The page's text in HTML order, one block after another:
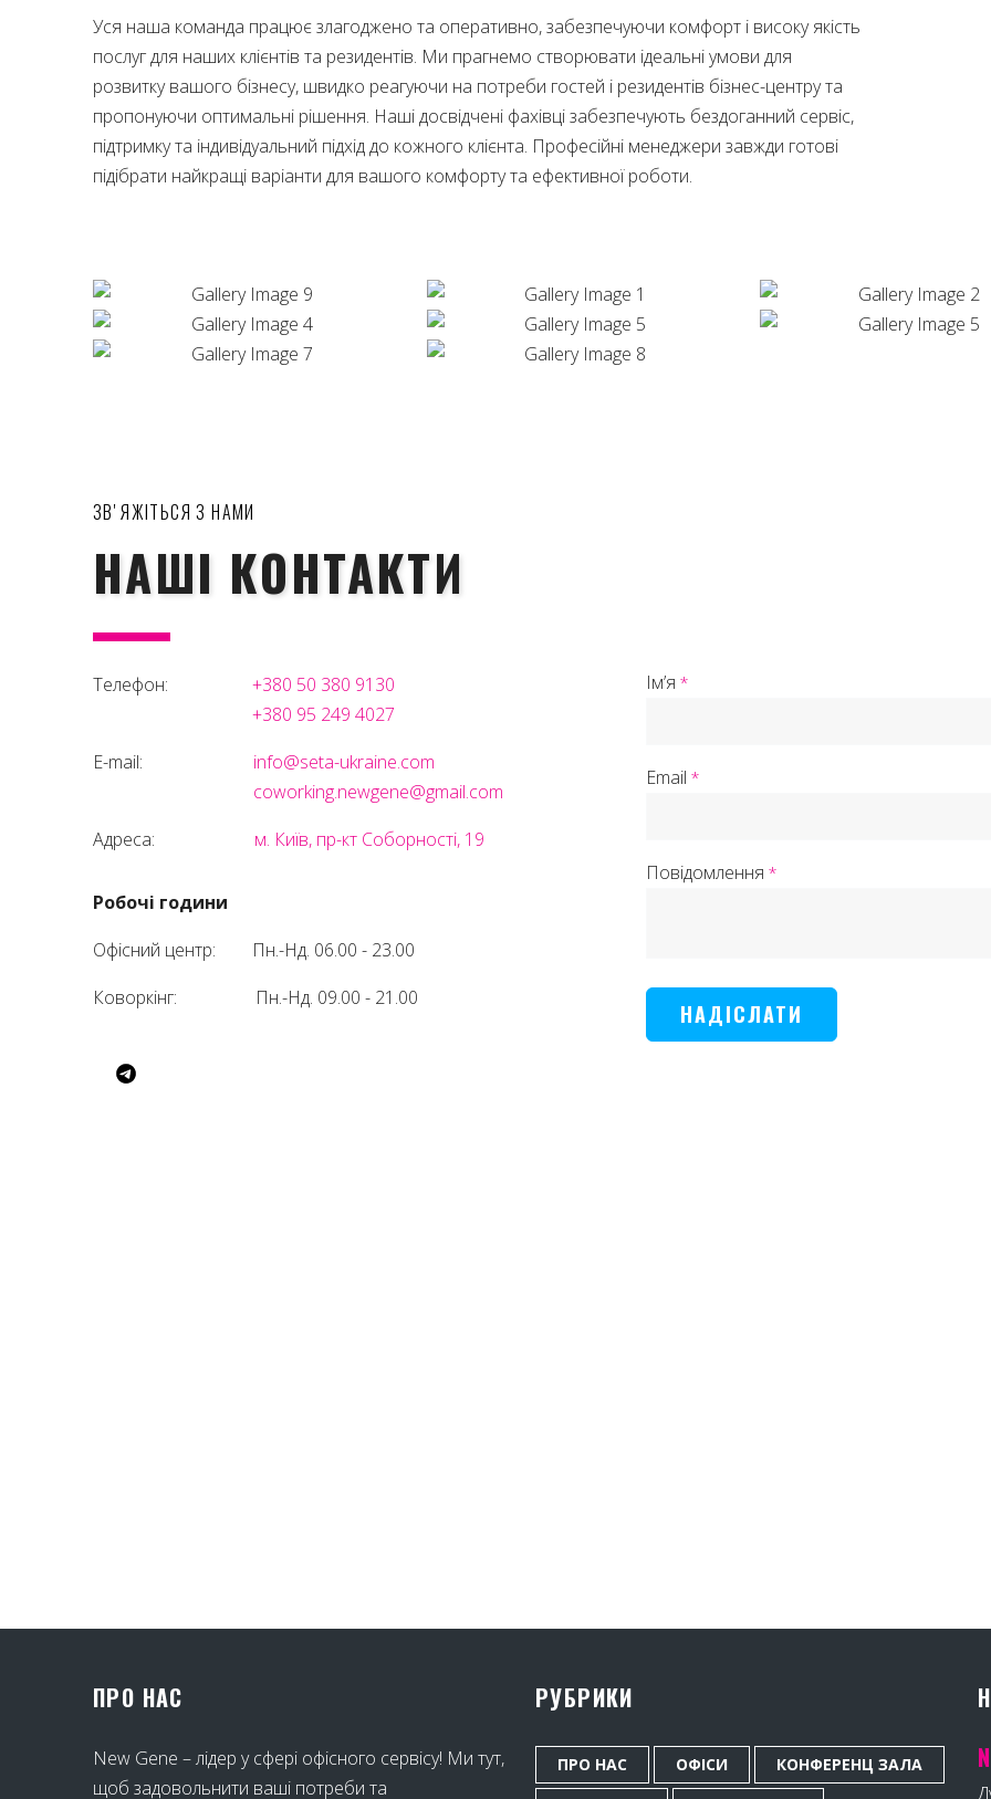
Уся наша команда працює злагоджено та оперативно, забезпечуючи комфорт і високу якість
послуг для наших клієнтів та резидентів. Ми прагнемо створювати ідеальні умови для
розвитку вашого бізнесу, швидко реагуючи на потреби гостей і резидентів бізнес-центру та
пропонуючи оптимальні рішення. Наші досвідчені фахівці забезпечують бездоганний сервіс,
підтримку та індивідуальний підхід до кожного клієнта. Професійні менеджери завжди готові
підібрати найкращі варіанти для вашого комфорту та ефективної роботи.
ЗВʼЯЖІТЬСЯ З НАМИ
НАШІ КОНТАКТИ
Телефон:
+380 50 380 9130
+380 95 249 4027
E-mail:
info@seta-ukraine.com
coworking.newgene@gmail.com
Адреса:
м. Київ, пр-кт Соборності, 19
Робочі години
Офісний центр:
Пн.-Нд. 06.00 - 23.00
Коворкінг:
Пн.-Нд. 09.00 - 21.00
Імʼя *
Email *
Повідомлення *
НАДІСЛАТИ
ПРО НАС
New Gene – лідер у сфері офісного сервісу! Ми тут,
щоб задовольнити ваші потреби та
РУБРИКИ
ПРО НАС ОФІСИ
КОНФЕРЕНЦ ЗАЛА